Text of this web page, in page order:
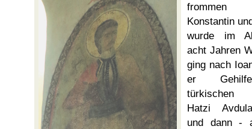
frommen
Konstantin
wurde im
acht Jahren
ging nach
er
türkischen
Hatzi
und dann -